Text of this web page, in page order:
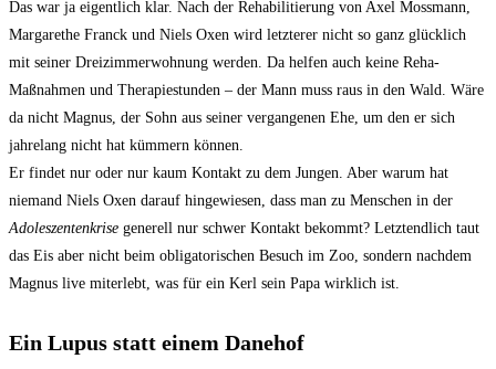
Das war ja eigentlich klar. Nach der Rehabilitierung von Axel Mossmann,
Margarethe Franck und Niels Oxen wird letzterer nicht so ganz glücklich
mit seiner Dreizimmerwohnung werden. Da helfen auch keine Reha-
Maßnahmen und Therapiestunden – der Mann muss raus in den Wald. Wäre
da nicht Magnus, der Sohn aus seiner vergangenen Ehe, um den er sich
jahrelang nicht hat kümmern können.
Er findet nur oder nur kaum Kontakt zu dem Jungen. Aber warum hat
niemand Niels Oxen darauf hingewiesen, dass man zu Menschen in der
Adoleszentenkrise generell nur schwer Kontakt bekommt? Letztendlich taut
das Eis aber nicht beim obligatorischen Besuch im Zoo, sondern nachdem
Magnus live miterlebt, was für ein Kerl sein Papa wirklich ist.
Ein Lupus statt einem Danehof